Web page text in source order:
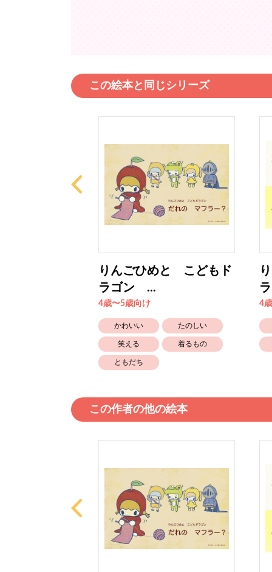
この絵本と同じシリーズ
りんごひめと こどもド
ラゴン ...
4歳〜5歳向け
かわいい たのしい
笑える 着るもの
ともだち
4
この作者の他の絵本